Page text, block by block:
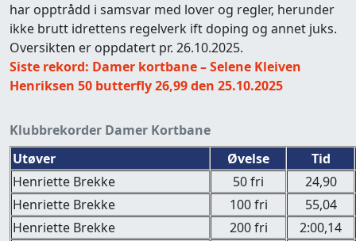
har opptrådd i samsvar med lover og regler, herunder
ikke brutt idrettens regelverk ift doping og annet juks.
Oversikten er oppdatert pr. 26.10.2025.
Siste rekord: Damer kortbane – Selene Kleiven
Henriksen 50 butterfly 26,99 den 25.10.2025
Klubbrekorder Damer Kortbane
Utøver
Øvelse
Tid
Henriette Brekke
50 fri
24,90
Henriette Brekke
100 fri
55,04
Henriette Brekke
200 fri
2:00,14